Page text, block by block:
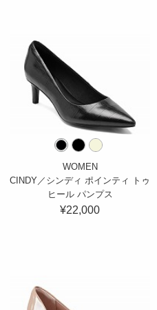
WOMEN
CINDY／シンディ ポインティ トゥ
ヒール パンプス
¥22,000